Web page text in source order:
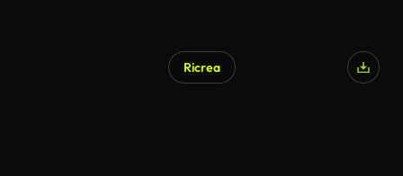
Ricrea